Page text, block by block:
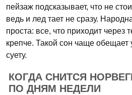
пейзаж подсказывает, что не
ведь и лед тает не сразу.
проста: все, что приходит через
крепче. Такой сон чаще обещает
суету.
КОГДА СНИТСЯ
ПО ДНЯМ НЕДЕЛИ